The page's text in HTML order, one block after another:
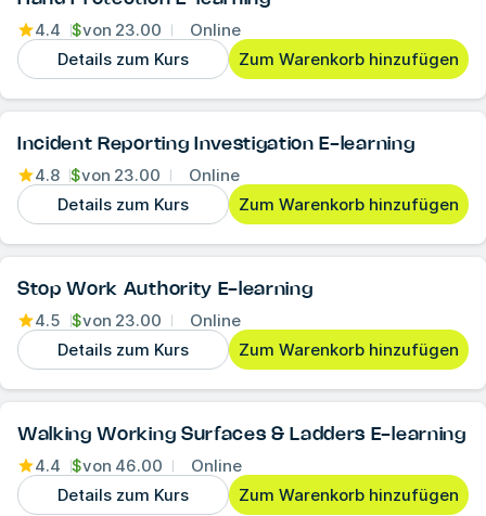
4.4 $von 23.00
Online
Details zum Kurs
Zum Warenkorb hinzufügen
Incident Reporting Investigation E-learning
4.8 $von 23.00
Online
Details zum Kurs
Zum Warenkorb hinzufügen
Stop Work Authority E-learning
4.5 $von 23.00
Online
Details zum Kurs
Zum Warenkorb hinzufügen
Walking Working Surfaces & Ladders E-learning
4.4 $von 46.00
Online
Details zum Kurs
Zum Warenkorb hinzufügen